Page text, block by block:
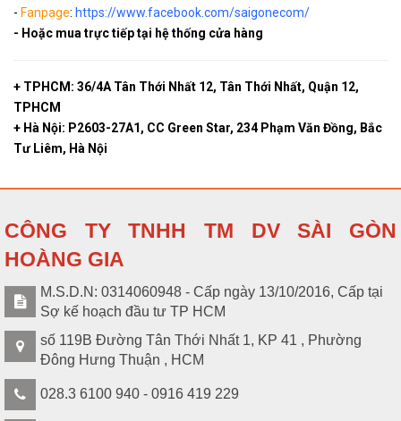
- Fanpage: https://www.facebook.com/saigonecom/
- Hoặc mua trực tiếp tại hệ thống cửa hàng
+ TPHCM: 36/4A Tân Thới Nhất 12, Tân Thới Nhất, Quận 12,
TPHCM
+ Hà Nội: P2603-27A1, CC Green Star, 234 Phạm Văn Đồng, Bắc
Tư Liêm, Hà Nội
CÔNG TY TNHH TM DV SÀI GÒN
HOÀNG GIA
M.S.D.N: 0314060948 - Cấp ngày 13/10/2016, Cấp tại
Sợ kế hoạch đầu tư TP HCM
số 119B Đường Tân Thới Nhất 1, KP 41 , Phường
Đông Hưng Thuận , HCM
028.3 6100 940 - 0916 419 229